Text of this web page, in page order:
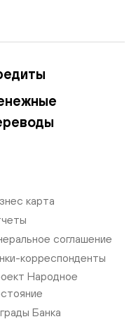
карта
соглашение
корреспонденты
Народное
Банка